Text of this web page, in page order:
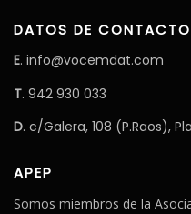
DATOS DE CONTACTO
E. info@vocemdat.com
T. 942 930 033
D. c/Galera, 108 (P.Raos),
APEP
Somos miembros de la